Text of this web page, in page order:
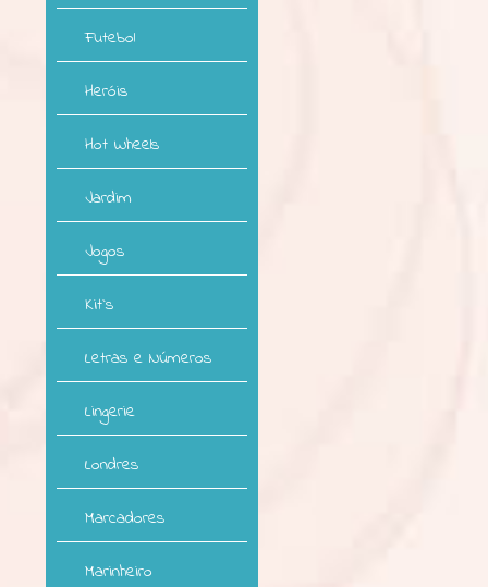
Futebol
Heróis
Hot Wheels
Jardim
Jogos
Kit`s
Letras e Números
Lingerie
Londres
Marcadores
Marinheiro